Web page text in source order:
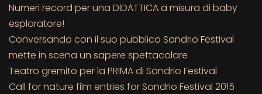
Numeri record per una DIDATTICA a misura di baby
esploratore!
Conversando con il suo pubblico Sondrio Festival
mette in scena un sapere spettacolare
Teatro gremito per la PRIMA di Sondrio Festival
Call for nature film entries for Sondrio Festival 2015